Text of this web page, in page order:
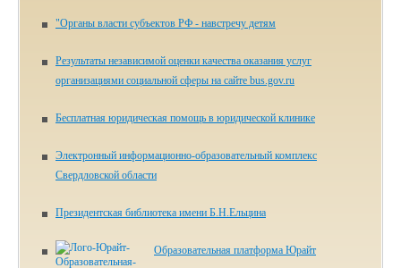
"Органы власти субъектов РФ - навстречу детям
Результаты независимой оценки качества оказания услуг
организациями социальной сферы на сайте bus.gov.ru
Бесплатная юридическая помощь в юридической клинике
Электронный информационно-образовательный комплекс
Свердловской области
Президентская библиотека имени Б.Н.Ельцина
Образовательная платформа Юрайт